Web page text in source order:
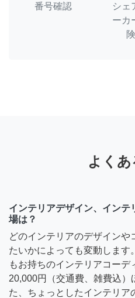
番号確認
シェ
ーカ
険
よくあ
インテリアデザイン、インテ
場は？
どのインテリアのデザイン
たいかによっても変動します
もお持ちのインテリアコーデ
20,000円（交通費、雑費込）
た、ちょっとしたインテリア